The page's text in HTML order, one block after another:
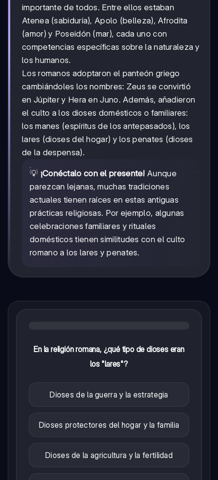
importante de todos. Entre ellos estaban
Atenea (sabiduría), Apolo (belleza), Afrodita
(amor) y Poseidón (mar), cada uno con
competencias específicas sobre la naturaleza y
los humanos.
Los romanos adoptaron el panteón griego
cambiándoles los nombres: Zeus se convirtió
en Júpiter y Hera en Juno. Además, añadieron
el culto a los dioses domésticos o familiares:
los manes (espíritus de los antepasados), los
lares (dioses del hogar) y los penates (dioses
de la despensa).
💡 ¡Conéctalo con el presente! Aunque
parezcan lejanas, muchas tradiciones
actuales tienen raíces en estas antiguas
prácticas religiosas. Por ejemplo, algunas
celebraciones familiares y rituales
domésticos tienen similitudes con el culto
romano a los lares y penates.
En la religión romana, ¿qué tipo de dioses eran
los "lares"?
Dioses de la guerra y la estrategia
Dioses protectores del hogar y la familia
Dioses de la agricultura y la fertilidad